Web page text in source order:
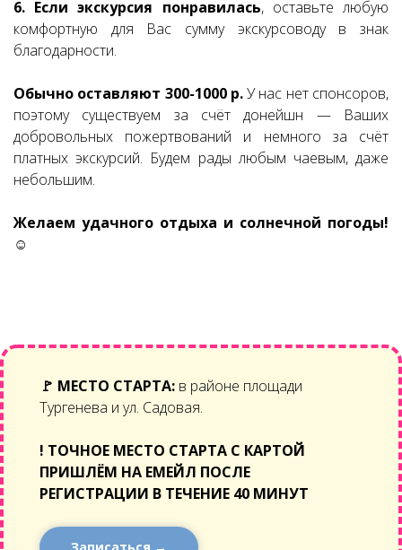
6. Если экскурсия понравилась, оставьте любую
комфортную для Вас сумму экскурсоводу в знак
благодарности.
Обычно оставляют 300-1000 р.У нас нет спонсоров,
поэтому существуем за счёт донейшн — Ваших
добровольных пожертвований и немного за счёт
платных экскурсий. Будем рады любым чаевым, даже
небольшим.
Желаем удачного отдыха и солнечной погоды!
☺
🚩 МЕСТО СТАРТА: в районе площади
Тургенева и ул. Садовая.
! ТОЧНОЕ МЕСТО СТАРТА С КАРТОЙ
ПРИШЛЁМ НА ЕМЕЙЛ ПОСЛЕ
РЕГИСТРАЦИИ В ТЕЧЕНИЕ 40 МИНУТ